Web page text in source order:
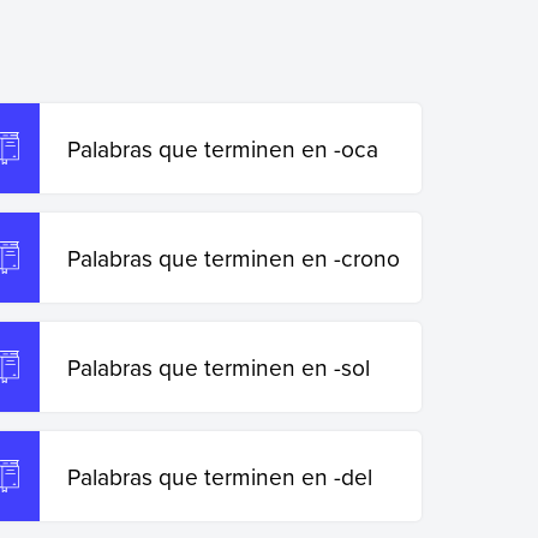
Palabras que terminen en -oca
Palabras que terminen en -crono
Palabras que terminen en -sol
Palabras que terminen en -del